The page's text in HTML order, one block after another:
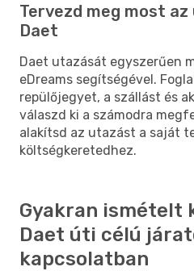
Tervezd meg most
Daet
Daet utazását egyszerűen
eDreams segítségével.
repülőjegyet, a szállást és
válaszd ki a számodra
alakítsd az utazást a saját
költségkeretedhez.
Gyakran ismételt
Daet úti célú
kapcsolatban